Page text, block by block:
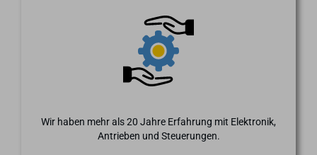
Wir haben mehr als 20 Jahre Erfahrung mit Elektronik,
Antrieben und Steuerungen.